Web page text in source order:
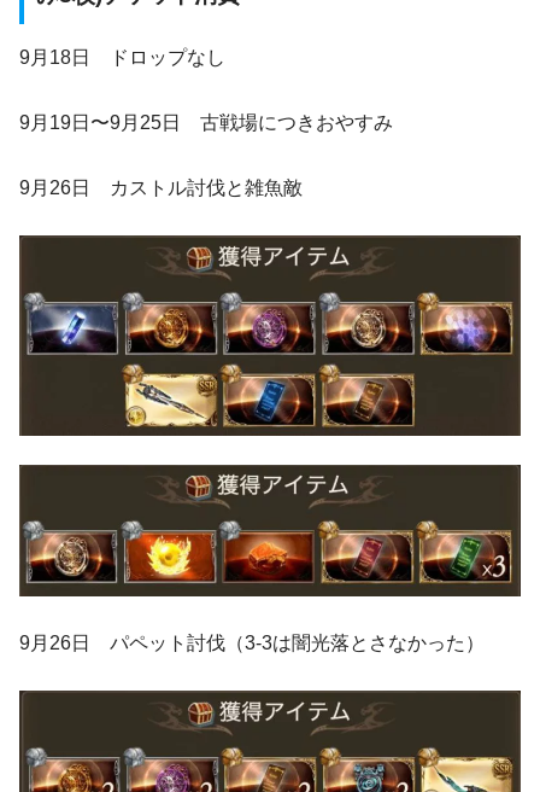
9月18日 ドロップなし
9月19日〜9月25日 古戦場につきおやすみ
9月26日 カストル討伐と雑魚敵
9月26日 パペット討伐（3-3は闇光落とさなかった）